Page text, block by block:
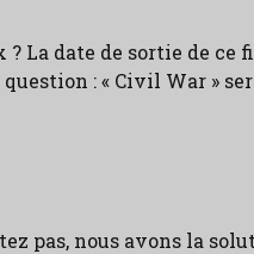
La date de sortie de ce
: « Civil War »
pas, nous avons la